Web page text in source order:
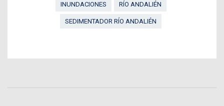
INUNDACIONES RÍO ANDALIÉN
SEDIMENTADOR RÍO ANDALIÉN